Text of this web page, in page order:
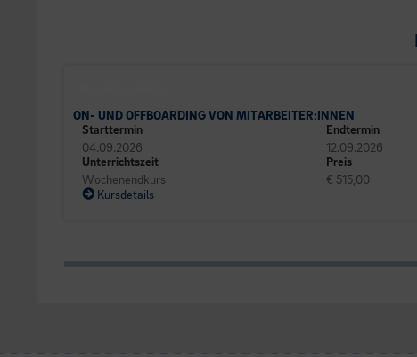
ON- UND OFFBOARDING VON MITARBEITER:INNEN
Starttermin
04.09.2026
Endtermin
12.09.2026
Unterrichtszeit
Wochenendkurs
Preis
€ 515,00
Kursdetails